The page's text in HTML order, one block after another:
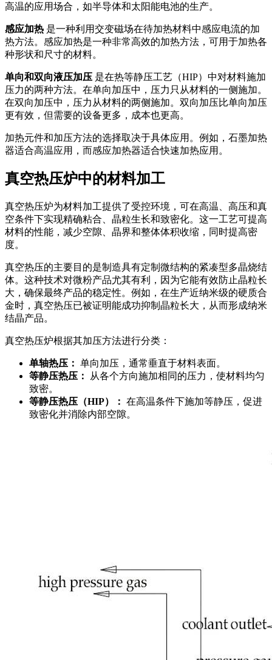
高温的应用场合，如半导体和太阳能电池的生产。
感应加热 是一种利用交变磁场在待加热材料中感应电流的加
热方法。感应加热是一种非常高效的加热方法，可用于加热各
种形状和尺寸的材料。
单向和双向液压加压 是在热等静压工艺（HIP）中对材料施加
压力的两种方法。在单向加压中，压力只从材料的一侧施加。
在双向加压中，压力从材料的两侧施加。双向加压比单向加压
更有效，但需要的设备更多，成本也更高。
加热元件和加压方法的选择取决于具体应用。例如，石墨加热
器适合高温应用，而感应加热器适合快速加热应用。
真空热压炉中的材料加工
真空热压炉为材料加工提供了受控环境，可在高温、高压和真
空条件下实现精确粘合、晶粒生长和致密化。这一工艺可提高
材料的性能，减少空隙、晶界和整体体积收缩，同时提高密
度。
真空热压的主要目的是制造具有定制微结构的紧凑型多晶烧结
体。这种技术对微粉产品尤其有利，因为它能有效防止晶粒长
大，确保最终产品的稳定性。例如，在生产近纳米级的硬质合
金时，真空热压已被证明能成功抑制晶粒长大，从而形成纳米
结晶产品。
真空热压炉根据其加压方法进行分类：
单轴热压： 单向加压，通常垂直于材料表面。
等静压热压：
从各个方向施加相同的压力，使材料均匀
致密。
等静压热压（HIP）： 在高温条件下施加等静压，促进
致密化并消除内部空隙。